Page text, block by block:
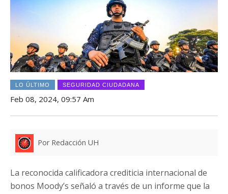
LO ÚLTIMO SEGURIDAD CIUDADANA
Feb 08, 2024, 09:57 Am
Por Redacción UH
La reconocida calificadora crediticia internacional de
bonos Moody’s señaló a través de un informe que la